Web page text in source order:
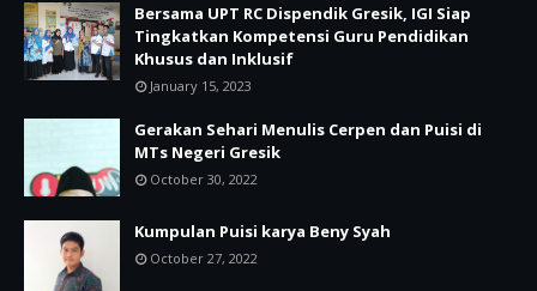
Bersama UPT RC Dispendik Gresik, IGI Siap
Tingkatkan Kompetensi Guru Pendidikan
Khusus dan Inklusif
January 15, 2023
Gerakan Sehari Menulis Cerpen dan Puisi di
MTs Negeri Gresik
October 30, 2022
Kumpulan Puisi karya Beny Syah
October 27, 2022